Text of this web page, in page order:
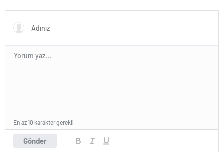
Gönder
En az 10 karakter gerekli